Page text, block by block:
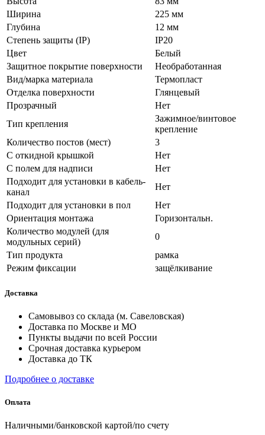
Ширина
225 мм
Глубина
12 мм
Степень защиты (IP)
IP20
Цвет
Белый
Защитное покрытие поверхности
Необработанная
Вид/марка материала
Термопласт
Отделка поверхности
Глянцевый
Прозрачный
Нет
Тип крепления
Зажимное/винтовое
крепление
Количество постов (мест)
3
С откидной крышкой
Нет
С полем для надписи
Нет
Подходит для установки в кабель-
канал
Нет
Подходит для установки в пол
Нет
Ориентация монтажа
Горизонтальн.
Количество модулей (для
модульных серий)
0
Тип продукта
рамка
Режим фиксации
защёлкивание
Доставка
Самовывоз со склада (м. Савеловская)
Доставка по Москве и МО
Пункты выдачи по всей России
Срочная доставка курьером
Доставка до ТК
Подробнее о доставке
Оплата
Наличными/банковской картой/по счету